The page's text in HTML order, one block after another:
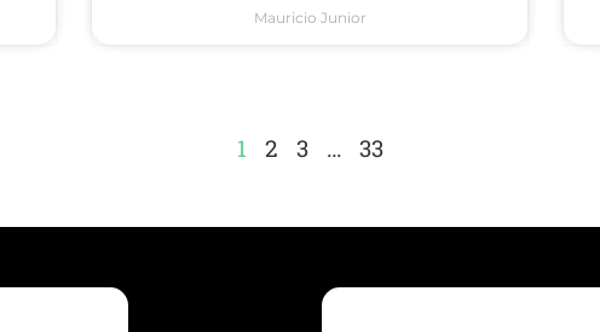
Mauricio Junior
1 2 3 … 33